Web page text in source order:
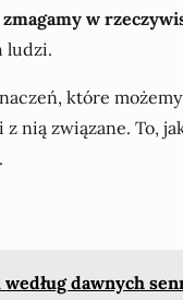
w
ludzi.
które
nią związane.
dawnych